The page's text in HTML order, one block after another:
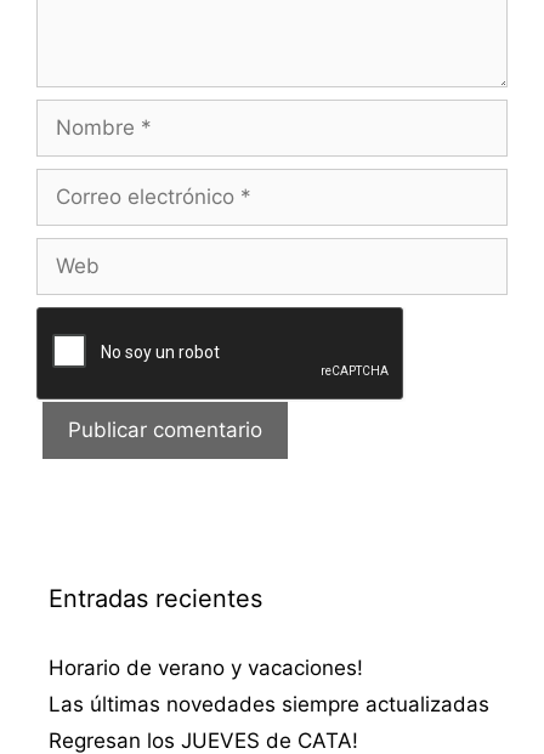
Nombre
Correo
Web
Entradas recientes
Horario de verano y vacaciones!
Las últimas novedades siempre actualizadas
Regresan los JUEVES de CATA!